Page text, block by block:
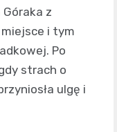
z
miejsce i tym
Po
strach o
ulgę i